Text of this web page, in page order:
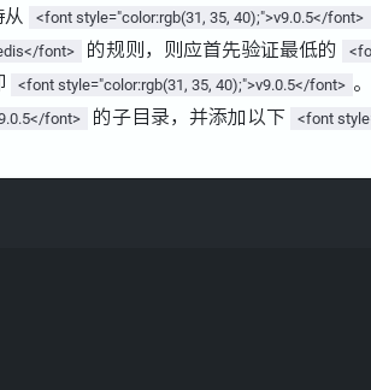
<font style="color:rgb(31, 35, 40);">v9.0.5</font>
font>
的规则，则应首先验证最低的
<font style="color:rgb(31, 35, 40);">v9.0.5</font>
font>
的子目录，并添加以下
<font